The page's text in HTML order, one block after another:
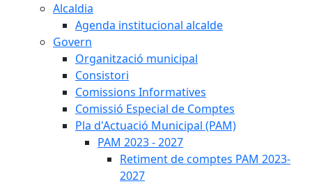
Alcaldia
Agenda institucional alcalde
Govern
Organització municipal
Consistori
Comissions Informatives
Comissió Especial de Comptes
Pla d'Actuació Municipal (PAM)
PAM 2023 - 2027
Retiment de comptes PAM 2023-
2027